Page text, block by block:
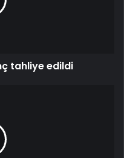
tahliye edildi